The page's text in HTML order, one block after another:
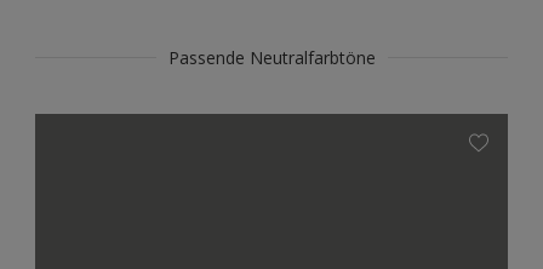
Passende Neutralfarbtöne